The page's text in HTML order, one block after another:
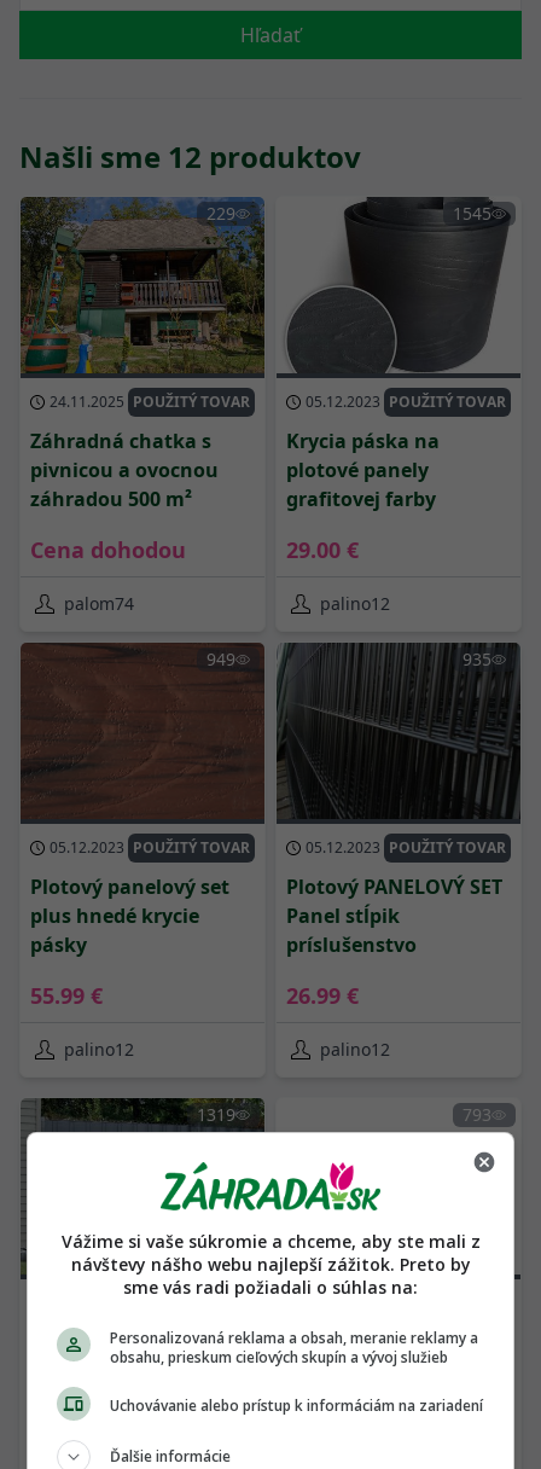
Hľadať
Našli sme 12 produktov
229
24.11.2025 POUŽITÝ TOVAR
Záhradná chatka s
pivnicou a ovocnou
záhradou 500 m²
Cena dohodou
palom74
1545
05.12.2023 POUŽITÝ TOVAR
Krycia páska na
plotové panely
grafitovej farby
29.00 €
palino12
949
05.12.2023 POUŽITÝ TOVAR
Plotový panelový set
plus hnedé krycie
pásky
55.99 €
palino12
935
05.12.2023 POUŽITÝ TOVAR
Plotový PANELOVÝ SET
Panel stĺpik
príslušenstvo
26.99 €
palino12
1319
POUŽITÝ TOVAR
Plotový panelový set
plus grafitové krycie
pásky
55.99 €
793
t1
Vážime si vaše súkromie a chceme, aby ste mali z
návštevy nášho webu najlepší zážitok. Preto by
sme vás radi požiadali o súhlas na:
Personalizovaná reklama a obsah, meranie reklamy a
obsahu, prieskum cieľových skupín a vývoj služieb
Uchovávanie alebo prístup k informáciám na zariadení
Ďalšie informácie